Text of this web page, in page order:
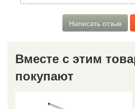
Написать отзыв
Вместе с этим
покупают